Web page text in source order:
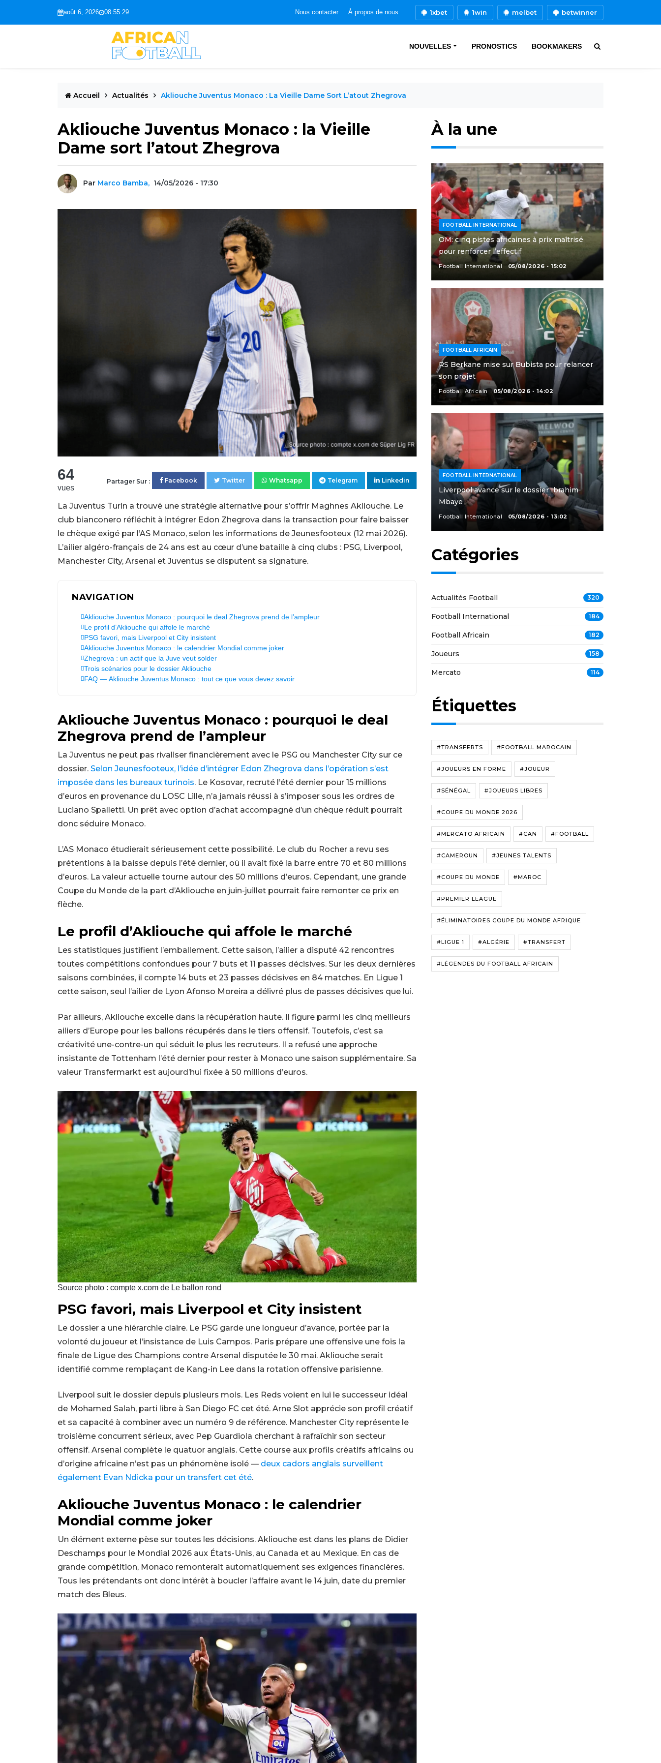
août 6, 2026 08:55:31 Nous contacter À propos de nous 1xbet 1win melbet betwinner
NOUVELLES PRONOSTICS BOOKMAKERS
Accueil Actualités Akliouche Juventus Monaco : La Vieille Dame Sort L’atout Zhegrova
Akliouche Juventus Monaco : la Vieille
Dame sort l’atout Zhegrova
Par Marco Bamba, 14/05/2026 - 17:30
64
vues
Partager Sur : Facebook Twitter Whatsapp Telegram Linkedin
La Juventus Turin a trouvé une stratégie alternative pour s’offrir Maghnes Akliouche. Le
club bianconero réfléchit à intégrer Edon Zhegrova dans la transaction pour faire baisser
le chèque exigé par l’AS Monaco, selon les informations de Jeunesfooteux (12 mai 2026).
L’ailier algéro-français de 24 ans est au cœur d’une bataille à cinq clubs : PSG, Liverpool,
Manchester City, Arsenal et Juventus se disputent sa signature.
NAVIGATION
Akliouche Juventus Monaco : pourquoi le deal Zhegrova prend de l’ampleur
Le profil d’Akliouche qui affole le marché
PSG favori, mais Liverpool et City insistent
Akliouche Juventus Monaco : le calendrier Mondial comme joker
Zhegrova : un actif que la Juve veut solder
Trois scénarios pour le dossier Akliouche
FAQ — Akliouche Juventus Monaco : tout ce que vous devez savoir
Akliouche Juventus Monaco : pourquoi le deal
Zhegrova prend de l’ampleur
La Juventus ne peut pas rivaliser financièrement avec le PSG ou Manchester City sur ce
dossier. Selon Jeunesfooteux, l’idée d’intégrer Edon Zhegrova dans l’opération s’est
imposée dans les bureaux turinois. Le Kosovar, recruté l’été dernier pour 15 millions
d’euros en provenance du LOSC Lille, n’a jamais réussi à s’imposer sous les ordres de
Luciano Spalletti. Un prêt avec option d’achat accompagné d’un chèque réduit pourrait
donc séduire Monaco.
L’AS Monaco étudierait sérieusement cette possibilité. Le club du Rocher a revu ses
prétentions à la baisse depuis l’été dernier, où il avait fixé la barre entre 70 et 80 millions
d’euros. La valeur actuelle tourne autour des 50 millions d’euros. Cependant, une grande
Coupe du Monde de la part d’Akliouche en juin-juillet pourrait faire remonter ce prix en
flèche.
Le profil d’Akliouche qui affole le marché
Les statistiques justifient l’emballement. Cette saison, l’ailier a disputé 42 rencontres
toutes compétitions confondues pour 7 buts et 11 passes décisives. Sur les deux dernières
saisons combinées, il compte 14 buts et 23 passes décisives en 84 matches. En Ligue 1
cette saison, seul l’ailier de Lyon Afonso Moreira a délivré plus de passes décisives que lui.
Par ailleurs, Akliouche excelle dans la récupération haute. Il figure parmi les cinq meilleurs
ailiers d’Europe pour les ballons récupérés dans le tiers offensif. Toutefois, c’est sa
créativité une-contre-un qui séduit le plus les recruteurs. Il a refusé une approche
insistante de Tottenham l’été dernier pour rester à Monaco une saison supplémentaire. Sa
valeur Transfermarkt est aujourd’hui fixée à 50 millions d’euros.
Source photo : compte x.com de Le ballon rond
PSG favori, mais Liverpool et City insistent
Le dossier a une hiérarchie claire. Le PSG garde une longueur d’avance, portée par la
volonté du joueur et l’insistance de Luis Campos. Paris prépare une offensive une fois la
finale de Ligue des Champions contre Arsenal disputée le 30 mai. Akliouche serait
identifié comme remplaçant de Kang-in Lee dans la rotation offensive parisienne.
Liverpool suit le dossier depuis plusieurs mois. Les Reds voient en lui le successeur idéal
de Mohamed Salah, parti libre à San Diego FC cet été. Arne Slot apprécie son profil créatif
et sa capacité à combiner avec un numéro 9 de référence. Manchester City représente le
troisième concurrent sérieux, avec Pep Guardiola cherchant à rafraîchir son secteur
offensif. Arsenal complète le quatuor anglais. Cette course aux profils créatifs africains ou
d’origine africaine n’est pas un phénomène isolé — deux cadors anglais surveillent
également Evan Ndicka pour un transfert cet été.
Akliouche Juventus Monaco : le calendrier
Mondial comme joker
Un élément externe pèse sur toutes les décisions. Akliouche est dans les plans de Didier
Deschamps pour le Mondial 2026 aux États-Unis, au Canada et au Mexique. En cas de
grande compétition, Monaco remonterait automatiquement ses exigences financières.
Tous les prétendants ont donc intérêt à boucler l’affaire avant le 14 juin, date du premier
match des Bleus.
À la une
FOOTBALL INTERNATIONAL
OM: cinq pistes africaines à prix maîtrisé
pour renforcer l’effectif
Football International 05/08/2026 - 15:02
FOOTBALL AFRICAIN
RS Berkane mise sur Bubista pour relancer
son projet
Football Africain 05/08/2026 - 14:02
FOOTBALL INTERNATIONAL
Liverpool avance sur le dossier Ibrahim
Mbaye
Football International 05/08/2026 - 13:02
Catégories
Actualités Football 320
Football International 184
Football Africain 182
Joueurs 158
Mercato 114
Étiquettes
#TRANSFERTS #FOOTBALL MAROCAIN
#JOUEURS EN FORME #JOUEUR
#SÉNÉGAL #JOUEURS LIBRES
#COUPE DU MONDE 2026
#MERCATO AFRICAIN #CAN #FOOTBALL
#CAMEROUN #JEUNES TALENTS
#COUPE DU MONDE #MAROC
#PREMIER LEAGUE
#ÉLIMINATOIRES COUPE DU MONDE AFRIQUE
#LIGUE 1 #ALGÉRIE #TRANSFERT
#LÉGENDES DU FOOTBALL AFRICAIN